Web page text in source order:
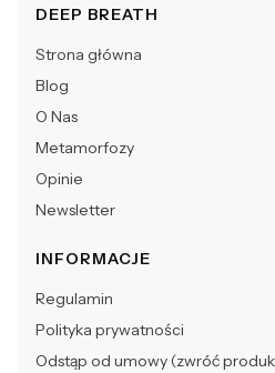
Linki w stopce
DEEP BREATH
Strona główna
Blog
O Nas
Metamorfozy
Opinie
Newsletter
INFORMACJE
Regulamin
Polityka prywatności
Odstąp od umowy (zwróć